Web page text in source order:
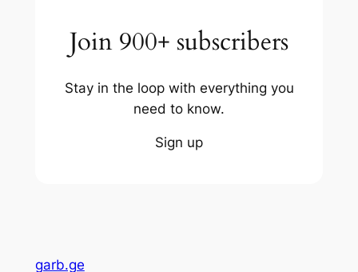
Join 900+ subscribers
Stay in the loop with everything you
need to know.
Sign up
garb.ge